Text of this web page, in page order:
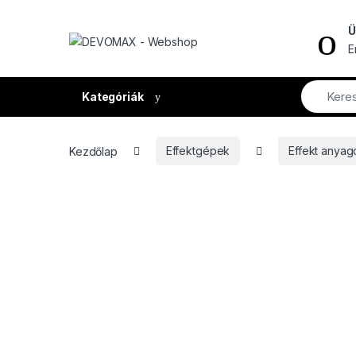
Kategóriák
Kezdőlap Effektgépek Effekt